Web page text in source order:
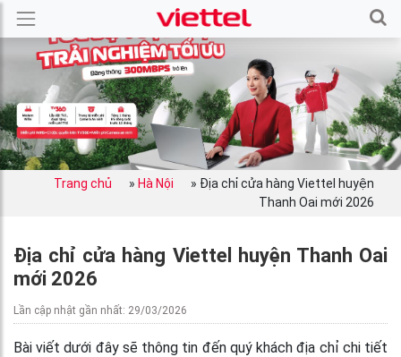
Trang chủ » Hà Nội » Địa chỉ cửa hàng Viettel huyện
Thanh Oai mới 2026
Địa chỉ cửa hàng Viettel huyện Thanh Oai
mới 2026
Lần cập nhật gần nhất: 29/03/2026
Bài viết dưới đây sẽ thông tin đến quý khách địa chỉ chi tiết